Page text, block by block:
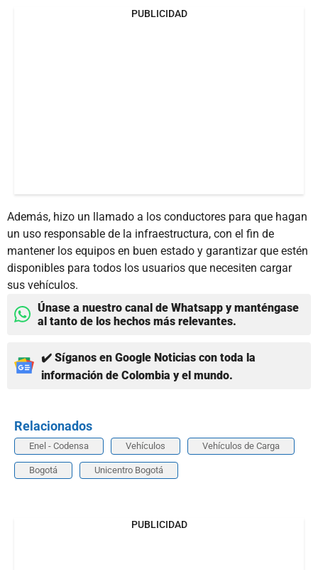
PUBLICIDAD
Además, hizo un llamado a los conductores para que hagan
un uso responsable de la infraestructura, con el fin de
mantener los equipos en buen estado y garantizar que estén
disponibles para todos los usuarios que necesiten cargar
sus vehículos.
Únase a nuestro canal de Whatsapp y manténgase
al tanto de los hechos más relevantes.
✔️ Síganos en Google Noticias con toda la
información de Colombia y el mundo.
Relacionados
Enel - Codensa Vehículos Vehículos de Carga
Bogotá Unicentro Bogotá
PUBLICIDAD